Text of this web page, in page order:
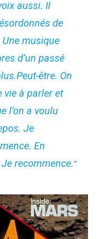
aussi. Il
de
musique
d’un passé
être. On
vie à parler et
l’on a voulu
Je
En
recommence.